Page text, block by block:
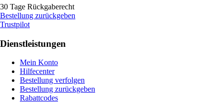
30 Tage Rückgaberecht
Bestellung zurückgeben
Trustpilot
Dienstleistungen
Mein Konto
Hilfecenter
Bestellung verfolgen
Bestellung zurückgeben
Rabattcodes